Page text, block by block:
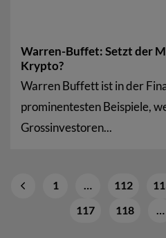
Warren-Buffet: Setzt der
Krypto?
Warren Buffett ist in der
prominentesten Beispiele,
Grossinvestoren...
1 … 112
117
118 …